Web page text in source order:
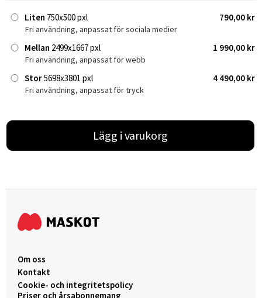
Liten 750x500 pxl 790,00 kr
Fri användning, anpassat för sociala medier
Mellan 2499x1667 pxl 1 990,00 kr
Fri användning, anpassat för webb
Stor5698x3801 pxl 4 490,00 kr
Fri användning, anpassat för tryck
Lägg i varukorg
Om oss
Kontakt
Cookie- och integritetspolicy
Priser och årsabonnemang